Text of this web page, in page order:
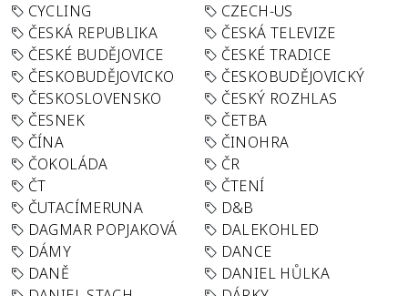
CYCLING
CZECH-US
ČESKÁ REPUBLIKA
ČESKÁ TELEVIZE
ČESKÉ BUDĚJOVICE
ČESKÉ TRADICE
ČESKOBUDĚJOVICKO
ČESKOBUDĚJOVICKÝ
ČESKOSLOVENSKO
ČESKÝ ROZHLAS
ČESNEK
ČETBA
ČÍNA
ČINOHRA
ČOKOLÁDA
ČR
ČT
ČTENÍ
ČUTACÍMERUNA
D&B
DAGMAR POPJAKOVÁ
DALEKOHLED
DÁMY
DANCE
DANĚ
DANIEL HŮLKA